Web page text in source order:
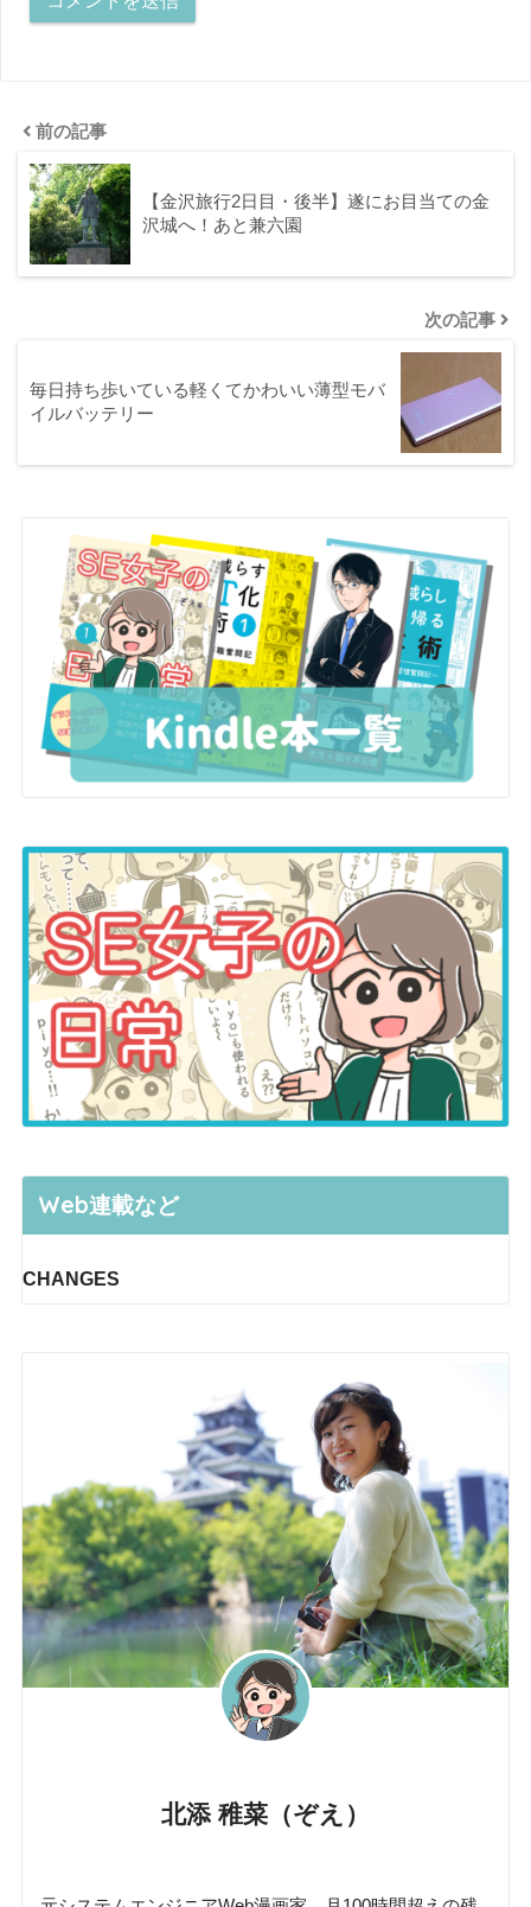
前の記事
【金沢旅行2日目・後半】遂にお目当ての金
沢城へ！あと兼六園
次の記事
毎日持ち歩いている軽くてかわいい薄型モバ
イルバッテリー
Web連載など
CHANGES
北添 稚菜（ぞえ）